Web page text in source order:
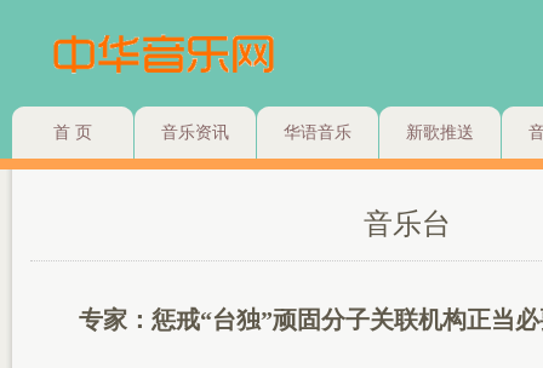
首 页 音乐资讯 华语音乐 新歌推送
音乐台
专家：惩戒“台独”顽固分子关联机构正当